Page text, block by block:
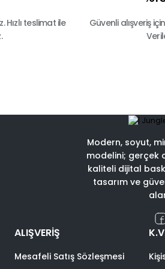
Hızlı teslimat ile
Güvenli alışveriş
Modern, soyut,
modelini; gerçek
kaliteli dijital
tasarım ve
ALIŞVERİŞ
Mesafeli Satış Sözleşmesi